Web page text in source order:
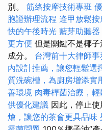
別。 筋絡按摩技術專班
胞證辦理流程 逢甲放鬆按
快的午後時光 藍芽助聽
更方便 但是關鍵不是椰
成分。 台灣前十大律師
內設計推薦，讓您輕鬆選
質洗碗槽，為廚房增添實
善環境 肉毒桿菌治療，
供優化建議 因此，停止使
燴，讓您的茶會更具品味